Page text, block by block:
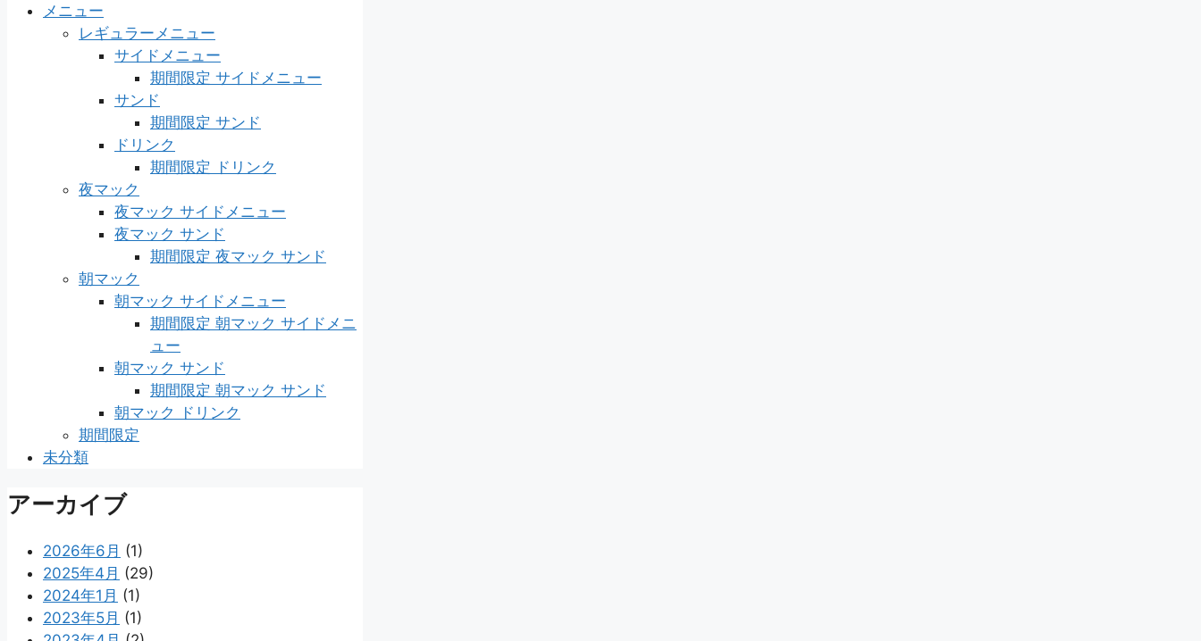
メニュー
レギュラーメニュー
サイドメニュー
期間限定 サイドメニュー
サンド
期間限定 サンド
ドリンク
期間限定 ドリンク
夜マック
夜マック サイドメニュー
夜マック サンド
期間限定 夜マック サンド
朝マック
朝マック サイドメニュー
期間限定 朝マック サイドメニ
ュー
朝マック サンド
期間限定 朝マック サンド
朝マック ドリンク
期間限定
未分類
アーカイブ
2026年6月 (1)
2025年4月 (29)
2024年1月 (1)
2023年5月 (1)